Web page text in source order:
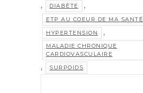
, DIABÈTE ,
ETP AU COEUR DE MA SANTÉ
HYPERTENSION ,
MALADIE CHRONIQUE
CARDIOVASCULAIRE
, SURPOIDS